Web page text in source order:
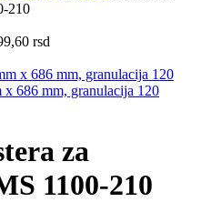
210
rsd
686 mm, granulacija 120
za
1100-210